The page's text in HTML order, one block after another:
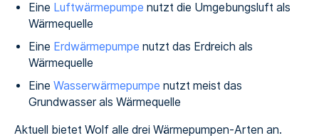
Eine Luftwärmepumpe nutzt die Umgebungsluft als
Wärmequelle
Eine Erdwärmepumpe nutzt das Erdreich als
Wärmequelle
Eine Wasserwärmepumpe nutzt meist das
Grundwasser als Wärmequelle
Aktuell bietet Wolf alle drei Wärmepumpen-Arten an.